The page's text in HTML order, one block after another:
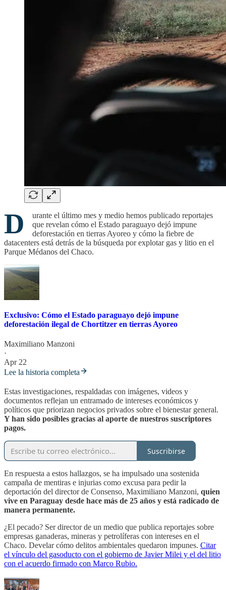
D
urante el último mes y medio hemos publicado reportajes
que revelan cómo el Estado paraguayo dejó impune
deforestación en tierras Ayoreo y cómo la fiebre de
datacenters está detrás de la búsqueda por explotar gas y litio en el
Parque Médanos del Chaco.
Exclusivo: Cómo el Estado paraguayo dejó impune
deforestación ilegal de Chortitzer en tierras Ayoreo
Maximiliano Manzoni
·
Apr 22
Lee la historia completa
Estas investigaciones, respaldadas con imágenes, videos y
documentos reflejan un entramado de intereses económicos y
políticos que priorizan negocios privados sobre el bienestar general.
Y han sido posibles gracias al aporte de nuestros suscriptores
pagos.
Suscribirse
En respuesta a estos hallazgos, se ha impulsado una sostenida
campaña de mentiras e injurias como excusa para pedir la
deportación del director de Consenso, Maximiliano Manzoni, quien
vive en Paraguay desde hace más de 25 años y está radicado de
manera permanente.
¿El pecado? Ser director de un medio que publica reportajes sobre
empresas ganaderas, mineras y petrolíferas con intereses en el
Chaco. Develar cómo delitos ambientales quedaron impunes. Citar
el vínculo del gasoducto con el gobierno de Javier Milei y el del litio
con el acuerdo firmado con Marco Rubio.